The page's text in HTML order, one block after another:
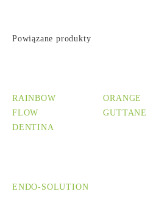
Powiązane produkty
RAINBOW
FLOW
DENTINA
ORANGE
GUTTANE
ENDO-SOLUTION